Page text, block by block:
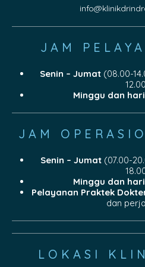
JAM
Senin – Jumat(08.00-
Minggu dan
JAM
Senin – Jumat(07.00-
Minggu dan
Pelayanan Praktek
dan
LOKASI